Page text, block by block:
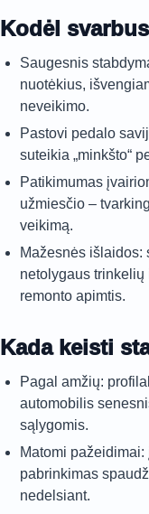
Kodėl
Saugesnis
nuotėkius,
neveikimo.
Pastovi pedalo
suteikia „minkšto“
Patikimumas
užmiesčio –
veikimą.
Mažesnės išlaidos:
netolygaus
remonto apimtis.
Kada keisti
Pagal amžių:
automobilis
sąlygomis.
Matomi
pabrinkimas
nedelsiant.